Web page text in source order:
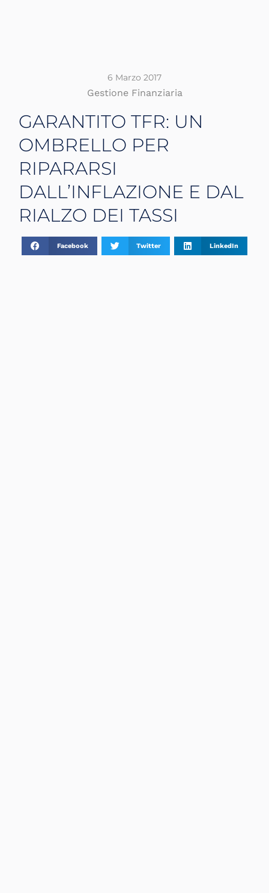
6 Marzo 2017
Gestione Finanziaria
GARANTITO TFR: UN
OMBRELLO PER
RIPARARSI
DALL’INFLAZIONE E DAL
RIALZO DEI TASSI
Facebook Twitter LinkedIn